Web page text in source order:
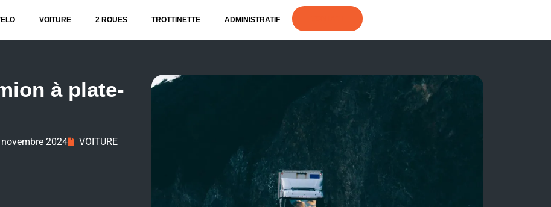
VOITURE 2 ROUES TROTTINETTE ADMINISTRATIF
à plate-
2024 VOITURE